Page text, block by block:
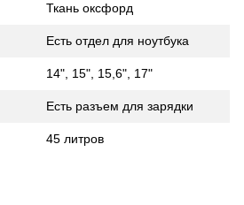
Ткань оксфорд
Есть отдел для ноутбука
14", 15", 15,6", 17"
Есть разъем для зарядки
45 литров